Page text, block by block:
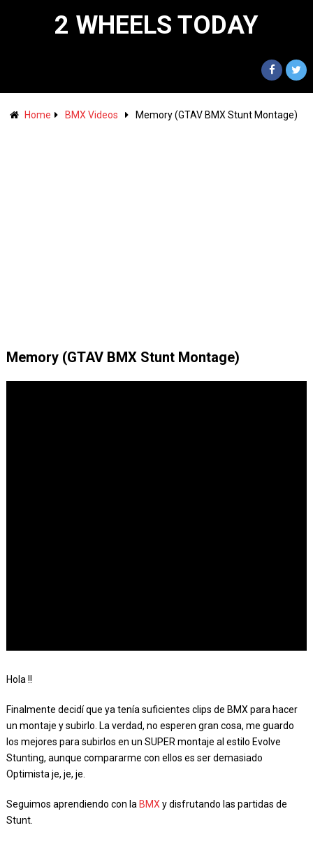
2 WHEELS TODAY
Home BMX Videos Memory (GTAV BMX Stunt Montage)
Memory (GTAV BMX Stunt Montage)
Hola !!
Finalmente decidí que ya tenía suficientes clips de BMX para hacer
un montaje y subirlo. La verdad, no esperen gran cosa, me guardo
los mejores para subirlos en un SUPER montaje al estilo Evolve
Stunting, aunque compararme con ellos es ser demasiado
Optimista je, je, je.
Seguimos aprendiendo con la BMX y disfrutando las partidas de
Stunt.